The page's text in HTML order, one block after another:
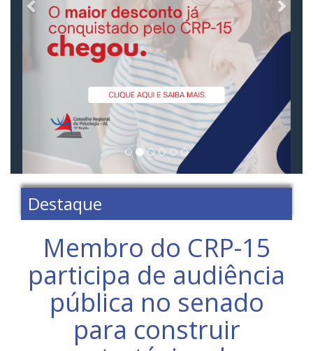
Destaque
Membro do CRP-15
participa de audiência
pública no senado
para construir